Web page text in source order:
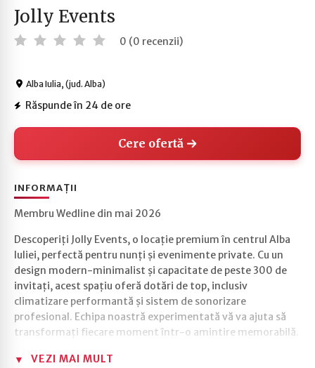
Jolly Events
0 (0 recenzii)
Alba Iulia, (jud. Alba)
Răspunde în 24 de ore
Cere ofertă
INFORMAȚII
Membru Wedline din mai 2026
Descoperiți Jolly Events, o locație premium în centrul Alba
Iuliei, perfectă pentru nunți și evenimente private. Cu un
design modern-minimalist și capacitate de peste 300 de
invitați, acest spațiu oferă dotări de top, inclusiv
climatizare performantă și sistem de sonorizare
profesional. Echipa noastră experimentată vă va ajuta să
transformați fiecare moment într-o amintire memorabilă.
VEZI MAI MULT